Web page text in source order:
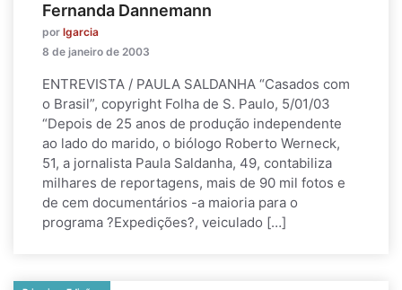
Fernanda Dannemann
por lgarcia
8 de janeiro de 2003
ENTREVISTA / PAULA SALDANHA “Casados com
o Brasil”, copyright Folha de S. Paulo, 5/01/03
“Depois de 25 anos de produção independente
ao lado do marido, o biólogo Roberto Werneck,
51, a jornalista Paula Saldanha, 49, contabiliza
milhares de reportagens, mais de 90 mil fotos e
de cem documentários -a maioria para o
programa ?Expedições?, veiculado […]